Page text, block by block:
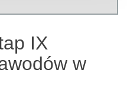
IX
w